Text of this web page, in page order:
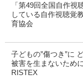
「第49回全国自作
している自作視聴覚
育協会
子どもの”傷つき”に
被害を生まないため
RISTEX